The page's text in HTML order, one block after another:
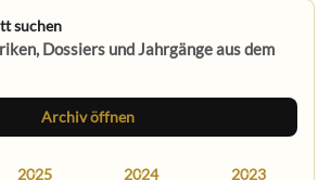
suchen
Dossiers und Jahrgänge aus dem
Archiv öffnen
2025 2024 2023